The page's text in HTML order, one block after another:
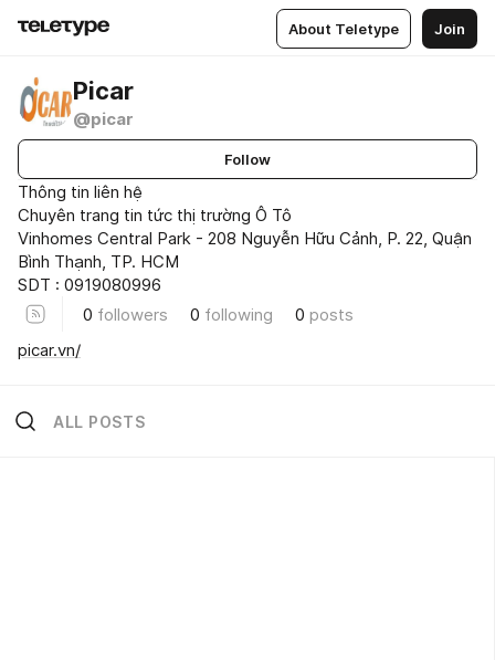
About Teletype Join
Picar
@picar
Follow
Thông tin liên hệ
Chuyên trang tin tức thị trường Ô Tô
Vinhomes Central Park - 208 Nguyễn Hữu Cảnh, P. 22, Quận
Bình Thạnh, TP. HCM
SDT : 0919080996
0 followers 0 following 0 posts
picar.vn/
ALL POSTS